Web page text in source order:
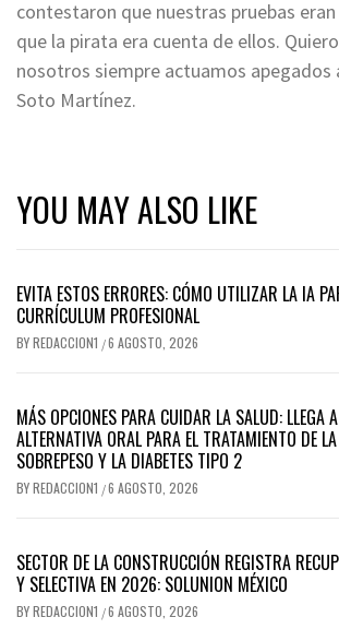
contestaron que nuestras pruebas
que la pirata era cuenta de ellos.
nosotros siempre actuamos apegados
Soto Martínez.
YOU MAY ALSO LIKE
EVITA ESTOS ERRORES: CÓMO UTILIZAR LA IA
CURRÍCULUM PROFESIONAL
BYREDACCION1 /6 AGOSTO, 2026
MÁS OPCIONES PARA CUIDAR LA SALUD: LLEGA
ALTERNATIVA ORAL PARA EL TRATAMIENTO DE
SOBREPESO Y LA DIABETES TIPO 2
BYREDACCION1 /6 AGOSTO, 2026
SECTOR DE LA CONSTRUCCIÓN REGISTRA
Y SELECTIVA EN 2026: SOLUNION MÉXICO
BYREDACCION1 /6 AGOSTO, 2026